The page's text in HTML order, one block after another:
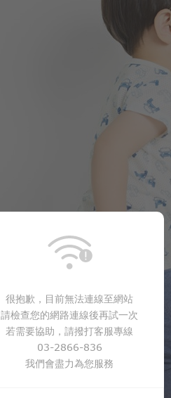
$
很抱歉，目前無法連線至網站
請檢查您的網路連線後再試一次
若需要協助，請撥打客服專線
03-2866-836
我們會盡力為您服務